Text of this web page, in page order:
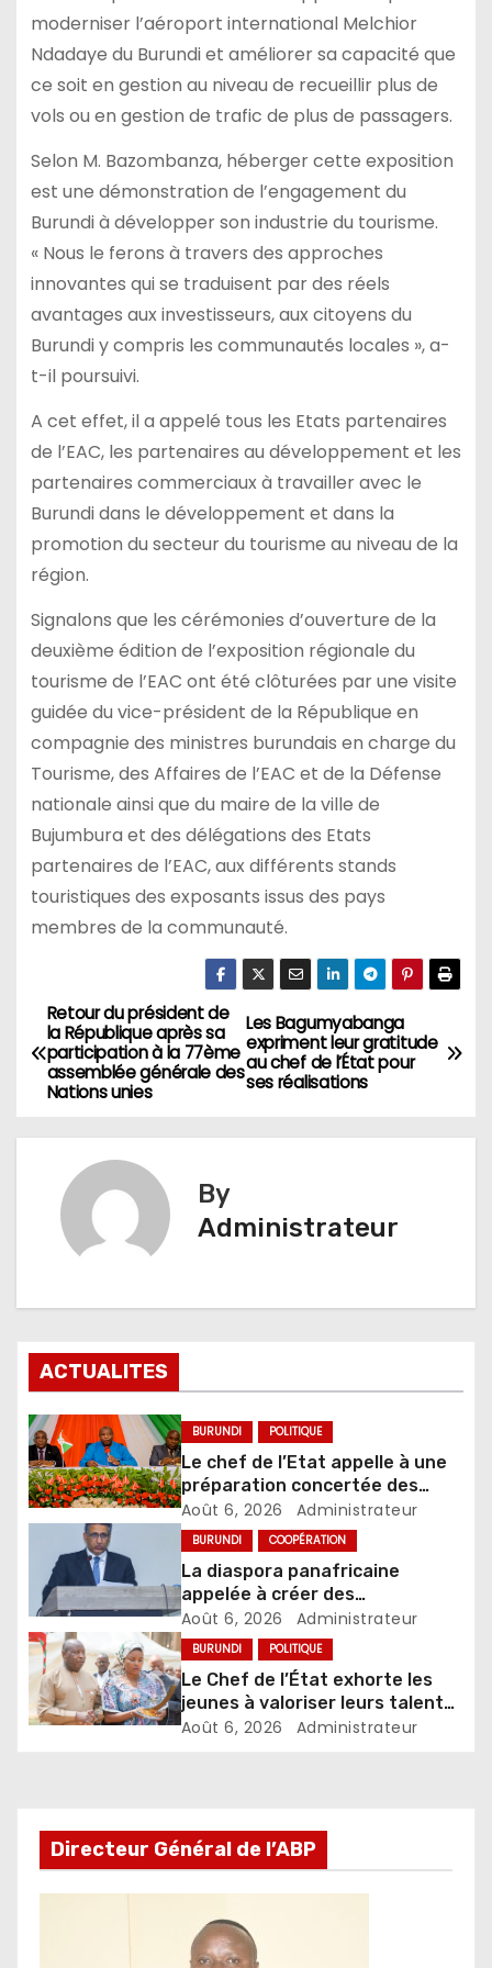
moderniser l’aéroport international Melchior
Ndadaye du Burundi et améliorer sa capacité que
ce soit en gestion au niveau de recueillir plus de
vols ou en gestion de trafic de plus de passagers.
Selon M. Bazombanza, héberger cette exposition
est une démonstration de l’engagement du
Burundi à développer son industrie du tourisme.
« Nous le ferons à travers des approches
innovantes qui se traduisent par des réels
avantages aux investisseurs, aux citoyens du
Burundi y compris les communautés locales », a-
t-il poursuivi.
A cet effet, il a appelé tous les Etats partenaires
de l’EAC, les partenaires au développement et les
partenaires commerciaux à travailler avec le
Burundi dans le développement et dans la
promotion du secteur du tourisme au niveau de la
région.
Signalons que les cérémonies d’ouverture de la
deuxième édition de l’exposition régionale du
tourisme de l’EAC ont été clôturées par une visite
guidée du vice-président de la République en
compagnie des ministres burundais en charge du
Tourisme, des Affaires de l’EAC et de la Défense
nationale ainsi que du maire de la ville de
Bujumbura et des délégations des Etats
partenaires de l’EAC, aux différents stands
touristiques des exposants issus des pays
membres de la communauté.
Navigation
de
Les Bagumyabanga
expriment leur gratitude
au chef de l’État pour
ses réalisations
Retour du président de
la République après sa
participation à la 77ème
assemblée générale des
Nations unies
By
Administrateur
ACTUALITES
BURUNDI POLITIQUE
Le chef de l’Etat appelle à une
préparation concertée des
élections de 2027
Août 6, 2026 Administrateur
BURUNDI COOPÉRATION
La diaspora panafricaine
appelée à créer des
mécanismes favorisant
l’investissement dans les pays
d’origine
Août 6, 2026 Administrateur
BURUNDI POLITIQUE
Le Chef de l’État exhorte les
jeunes à valoriser leurs talents
pour accélérer le
Août 6, 2026 Administrateur
Directeur Général de l’ABP